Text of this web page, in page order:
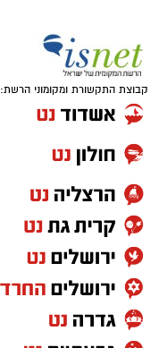
קבוצת התקשורת ומקומוני הרשת: